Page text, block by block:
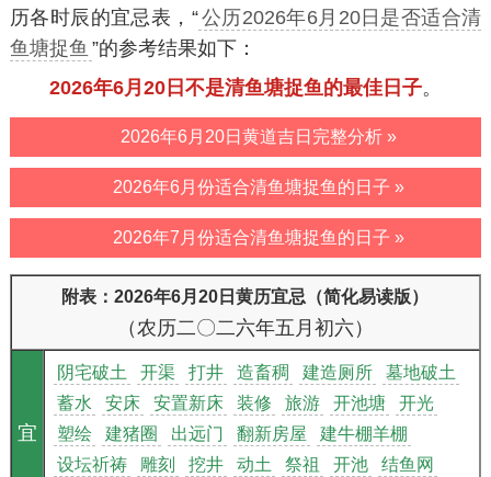
历各时辰的宜忌表，“公历2026年6月20日是否适合清
鱼塘捉鱼 ”的参考结果如下：
2026年6月20日不是清鱼塘捉鱼的最佳日子。
2026年6月20日黄道吉日完整分析 »
2026年6月份适合清鱼塘捉鱼的日子 »
2026年7月份适合清鱼塘捉鱼的日子 »
附表：2026年6月20日黄历宜忌（简化易读版）
（农历二〇二六年五月初六）
宜
阴宅破土 开渠 打井 造畜稠 建造厕所
墓地破土
蓄水
安床 安置新床 装修 旅游 开池塘
开光
塑绘
建猪圈 出远门 翻新房屋
建牛棚羊棚
设坛祈祷
雕刻 挖井 动土 祭祖 开池
结鱼网